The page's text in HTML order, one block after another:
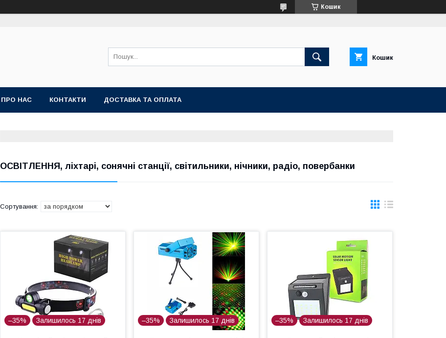
Кошик
Кошик
ПРО НАС КОНТАКТИ ДОСТАВКА ТА ОПЛАТА
ОСВІТЛЕННЯ, ліхтарі, сонячні станції, світильники, нічники, радіо, повербанки
–35% Залишилось 17 днів –35% Залишилось 17 днів –35% Залишилось 17 днів